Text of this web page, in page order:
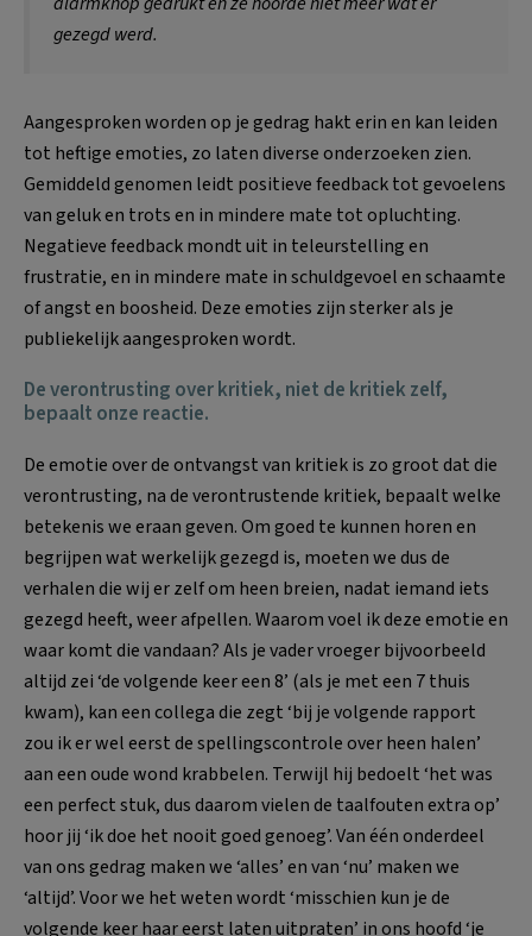
gezegd werd.
Aangesproken worden op je gedrag hakt erin en kan leiden
tot heftige emoties, zo laten diverse onderzoeken zien.
Gemiddeld genomen leidt positieve feedback tot gevoelens
van geluk en trots en in mindere mate tot opluchting.
Negatieve feedback mondt uit in teleurstelling en
frustratie, en in mindere mate in schuldgevoel en schaamte
of angst en boosheid. Deze emoties zijn sterker als je
publiekelijk aangesproken wordt.
De verontrusting over kritiek, niet de kritiek zelf,
bepaalt onze reactie.
De emotie over de ontvangst van kritiek is zo groot dat die
verontrusting, na de verontrustende kritiek, bepaalt welke
betekenis we eraan geven. Om goed te kunnen horen en
begrijpen wat werkelijk gezegd is, moeten we dus de
verhalen die wij er zelf om heen breien, nadat iemand iets
gezegd heeft, weer afpellen. Waarom voel ik deze emotie en
waar komt die vandaan? Als je vader vroeger bijvoorbeeld
altijd zei ‘de volgende keer een 8’ (als je met een 7 thuis
kwam), kan een collega die zegt ‘bij je volgende rapport
zou ik er wel eerst de spellingscontrole over heen halen’
aan een oude wond krabbelen. Terwijl hij bedoelt ‘het was
een perfect stuk, dus daarom vielen de taalfouten extra op’
hoor jij ‘ik doe het nooit goed genoeg’. Van één onderdeel
van ons gedrag maken we ‘alles’ en van ‘nu’ maken we
‘altijd’. Voor we het weten wordt ‘misschien kun je de
volgende keer haar eerst laten uitpraten’ in ons hoofd ‘je